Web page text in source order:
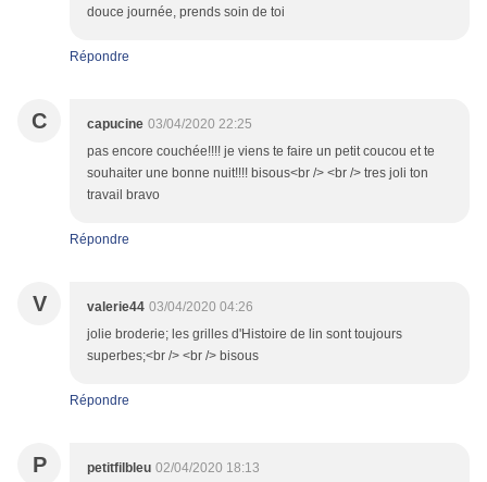
douce journée, prends soin de toi
Répondre
C capucine 03/04/2020 22:25
pas encore couchée!!!! je viens te faire un petit coucou et te
souhaiter une bonne nuit!!!! bisous<br /> <br /> tres joli ton
travail bravo
Répondre
V valerie44 03/04/2020 04:26
jolie broderie; les grilles d'Histoire de lin sont toujours
superbes;<br /> <br /> bisous
Répondre
P petitfilbleu 02/04/2020 18:13